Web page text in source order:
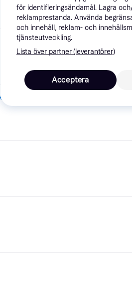
för identifieringsändamål. Lagra
reklamprestanda. Använda
och innehåll, reklam- och
tjänsteutveckling.
Lista över partner (leverantörer)
Acceptera